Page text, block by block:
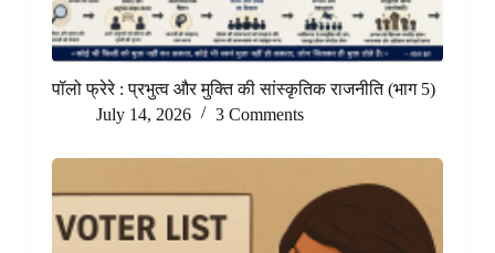
पॉलो फ्रेरे : प्रभुत्व और मुक्ति की सांस्कृतिक राजनीति (भाग 5)
July 14, 2026
3 Comments